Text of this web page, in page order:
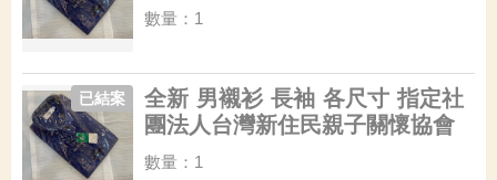
數量：1
全新 男襯衫 長袖 各尺寸 指定社
團法人台灣新住民親子關懷協會
已結案
數量：1